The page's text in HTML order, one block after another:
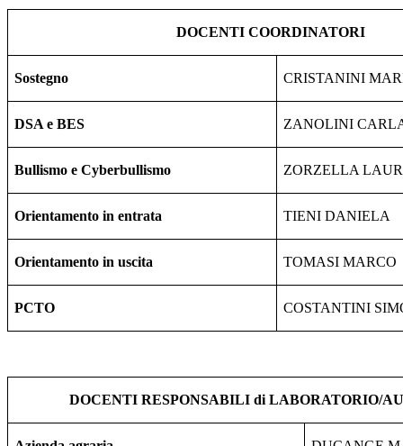
DOCENTI COORDINATORI
Sostegno CRISTANINI
DSA e BES ZANOLINI
Bullismo e Cyberbullismo ZORZELLA
Orientamento in entrata TIENI DANIELA
Orientamento in uscita TOMASI MARCO
PCTO COSTANTINI
DOCENTI RESPONSABILI di LABORATORIO/